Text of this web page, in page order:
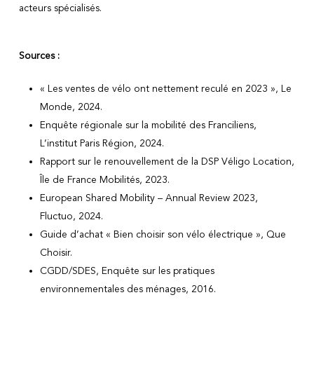
acteurs spécialisés.
Sources :
« Les ventes de vélo ont nettement reculé en 2023 », Le
Monde, 2024.
Enquête régionale sur la mobilité des Franciliens,
L’institut Paris Région, 2024.
Rapport sur le renouvellement de la DSP Véligo Location,
Île de France Mobilités, 2023.
European Shared Mobility – Annual Review 2023,
Fluctuo, 2024.
Guide d’achat « Bien choisir son vélo électrique », Que
Choisir.
CGDD/SDES, Enquête sur les pratiques
environnementales des ménages, 2016.